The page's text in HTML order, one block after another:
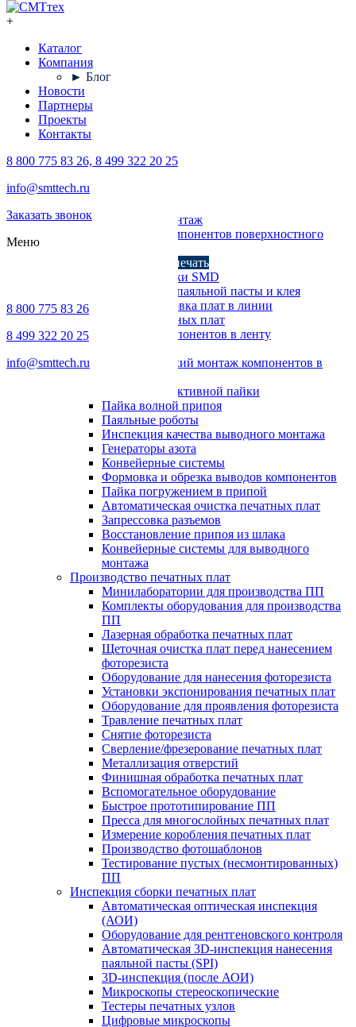
+
Каталог
Компания
► Блог
Новости
Партнеры
Проекты
Контакты
8 800 775 83 26, 8 499 322 20 25
info@smttech.ru
Заказать звонок
Меню
8 800 775 83 26
8 499 322 20 25
info@smttech.ru
Поверхностный монтаж
Установка компонентов поверхностного
Трафаретная печать
Печи для пайки SMD
Дозирование паяльной пасты и клея
Транспортировка плат в линии
Ремонт печатных плат
Упаковка компонентов в ленту
Автоматический монтаж компонентов в
Системы селективной пайки
Пайка волной припоя
Паяльные роботы
Инспекция качества выводного монтажа
Генераторы азота
Конвейерные системы
Формовка и обрезка выводов компонентов
Пайка погружением в припой
Автоматическая очистка печатных плат
Запрессовка разъемов
Восстановление припоя из шлака
Конвейерные системы для выводного
монтажа
Производство печатных плат
Минилаборатории для производства ПП
Комплекты оборудования для производства
ПП
Лазерная обработка печатных плат
Щеточная очистка плат перед нанесением
фоторезиста
Оборудование для нанесения фоторезиста
Установки экспонирования печатных плат
Оборудование для проявления фоторезиста
Травление печатных плат
Снятие фоторезиста
Сверление/фрезерование печатных плат
Металлизация отверстий
Финишная обработка печатных плат
Вспомогательное оборудование
Быстрое прототипирование ПП
Пресса для многослойных печатных плат
Измерение коробления печатных плат
Производство фотошаблонов
Тестирование пустых (несмонтированных)
ПП
Инспекция сборки печатных плат
Автоматическая оптическая инспекция
(АОИ)
Оборудование для рентгеновского контроля
Автоматическая 3D-инспекция нанесения
паяльной пасты (SPI)
3D-инспекция (после АОИ)
Микроскопы стереоскопические
Тестеры печатных узлов
Цифровые микроскопы